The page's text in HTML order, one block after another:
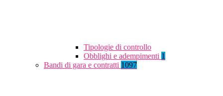
Tipologie di controllo
Obblighi e adempimenti 1
Bandi di gara e contratti 1097